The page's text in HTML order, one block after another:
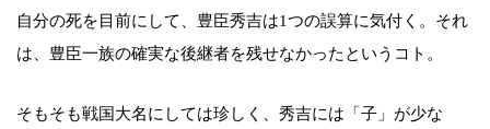
自分の死を目前にして、豊臣秀吉は1つの誤算に気付く。それ
は、豊臣一族の確実な後継者を残せなかったというコト。
そもそも戦国大名にしては珍しく、秀吉には「子」が少な